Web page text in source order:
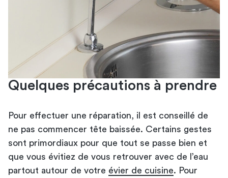
Quelques précautions à prendre
Pour effectuer une réparation, il est conseillé de
ne pas commencer tête baissée. Certains gestes
sont primordiaux pour que tout se passe bien et
que vous évitiez de vous retrouver avec de l’eau
partout autour de votre évier de cuisine. Pour